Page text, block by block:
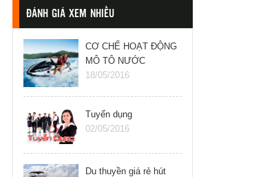
ĐÁNH GIÁ XEM NHIỀU
CƠ CHẾ HOẠT ĐỘNG
MÔ TÔ NƯỚC
(JETSKI)
18/05/2016
Tuyển dụng
02/05/2016
Du thuyền giá rẻ hút